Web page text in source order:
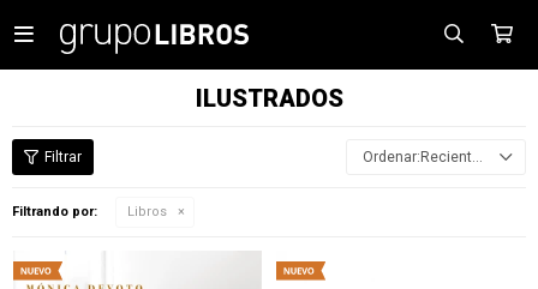

ILUSTRADOS
Recientes
Filtrando por: Libros